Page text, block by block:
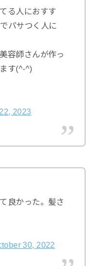
る人におすす
パサつく人に
容師さんが作っ
す(^-^)
2023
良かった。髪さ
30, 2022